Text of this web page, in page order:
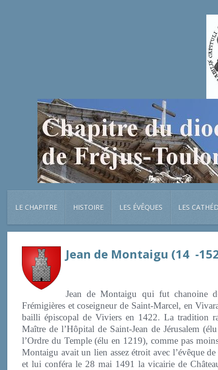
LE CHAPITRE HISTOIRE LES ÉVÊQUES LES
Jean de Montaigu (14 -
Jean de Montaigu qui fut chanoine
Frémigières et coseigneur de Saint-Marcel, en
bailli épiscopal de Viviers en 1422. La tradition
Maître de l’Hôpital de Saint-Jean de Jérusalem
l’Ordre du Temple (élu en 1219), comme pas
Montaigu avait un lien assez étroit avec l’évêque
et lui conféra le 28 mai 1491 la vicairie de